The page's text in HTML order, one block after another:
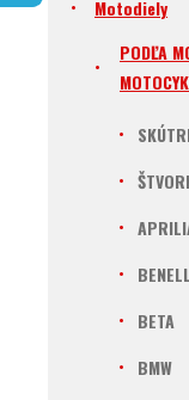
Motodiely
PODĽA
BETA
BMW